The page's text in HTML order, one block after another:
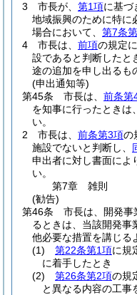
3
市長が、 第1項に基づ
地域振興のために特に
場合において、 第7条
4
市長は、 前項の規定
設であると判断したと
途の追加を申し出るも
(申出通知等)
第45条
市長は、 前条第
を知事に行ったときは
い。
2
市長は、 前条第3項の
施設でないと判断し、
申出者に対し書面によ
い。
第7章
雑則
(勧告)
第46条
市長は、開発事
るときは、当該開発事
他必要な措置を講じる
(1)
第22条第1項に規
に着手したとき
(2)
第26条第2項の規
と異なる内容の工事